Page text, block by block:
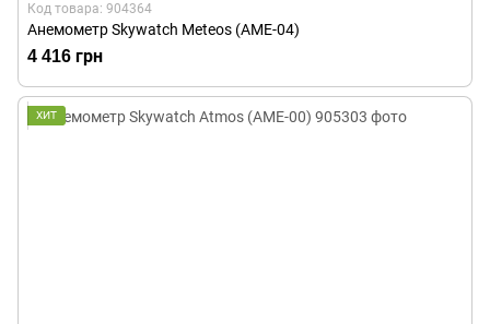
Код товара: 904364
Анемометр Skywatch Meteos (AME-04)
4 416 грн
ХИТ